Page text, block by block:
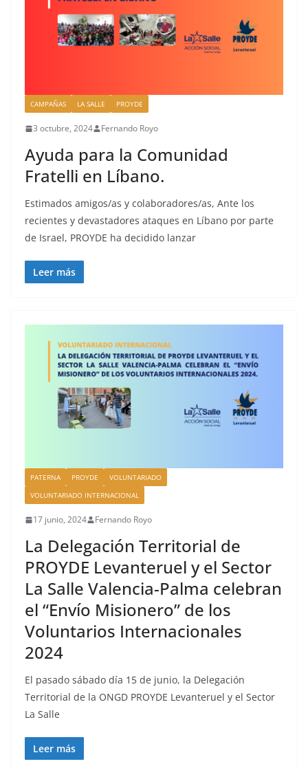
CAMPAÑAS LA SALLE PROYDE
3 octubre, 2024 Fernando Royo
Ayuda para la Comunidad
Fratelli en Líbano.
Estimados amigos/as y colaboradores/as, Ante los
recientes y devastadores ataques en Líbano por parte
de Israel, PROYDE ha decidido lanzar
Leer más
PATERNA PROYDE
VOLUNTARIADO
VOLUNTARIADO INTERNACIONAL
17 junio, 2024 Fernando Royo
La Delegación Territorial de
PROYDE Levanteruel y el Sector
La Salle Valencia-Palma celebran
el “Envío Misionero” de los
Voluntarios Internacionales
2024
El pasado sábado día 15 de junio, la Delegación
Territorial de la ONGD PROYDE Levanteruel y el Sector
La Salle
Leer más